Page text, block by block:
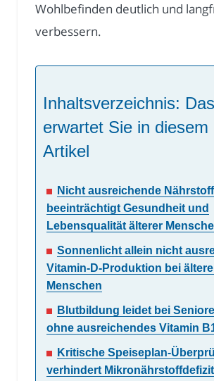
Wohlbefinden deutlich und
verbessern.
Inhaltsverzeichnis: Das
erwartet Sie in diesem
Artikel
Nicht ausreichende
beeinträchtigt Gesundheit und
Lebensqualität älterer
Sonnenlicht allein nicht
Vitamin-D-Produktion bei
Menschen
Blutbildung leidet bei
ohne ausreichendes Vitamin
Kritische Speiseplan-
verhindert